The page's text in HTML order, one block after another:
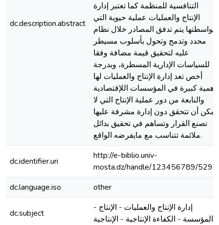
dc.description.abstract
التنافسية للمنظمة كما تعتبر إدارة
الإنتاج والعمليات عملية حيوية التي
بواسطتها يتم تدفق المصادر خلال نظام
محدد وتدمج وتحول بأسلوب مسيطر
عليه لتحقيق قيمة مضافة وفقا
للسياسات الإدارية المسطرة، وبدرجة
أخص تعد إدارة الإنتاج والعمليات لها
أهمية كبيرة في المؤسسات اللإقتصادية
والنابعة من دور عملية الإنتاج التي لا
يمكن أن تتحقق دون إدارة مشرفة عليها
تصنع القرار وتساهم في تحقيق بدائل
ملائمة تتناسب مع مايفرضه الواقع.
dc.identifier.uri
http://e-biblio.univ-
mosta.dz/handle/123456789/5297
dc.language.iso
other
dc.subject
إدارة الإنتاج والعمليات - الإنتاج -
المؤسسة - الكفاءة الإنتاجية - الإنتاجية